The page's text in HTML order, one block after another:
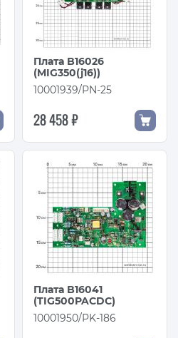
Плата B16026
(MIG350(j16))
10001939/PN-25
28 458 ₽
Плата B16041
(TIG500PACDC)
10001950/PK-186